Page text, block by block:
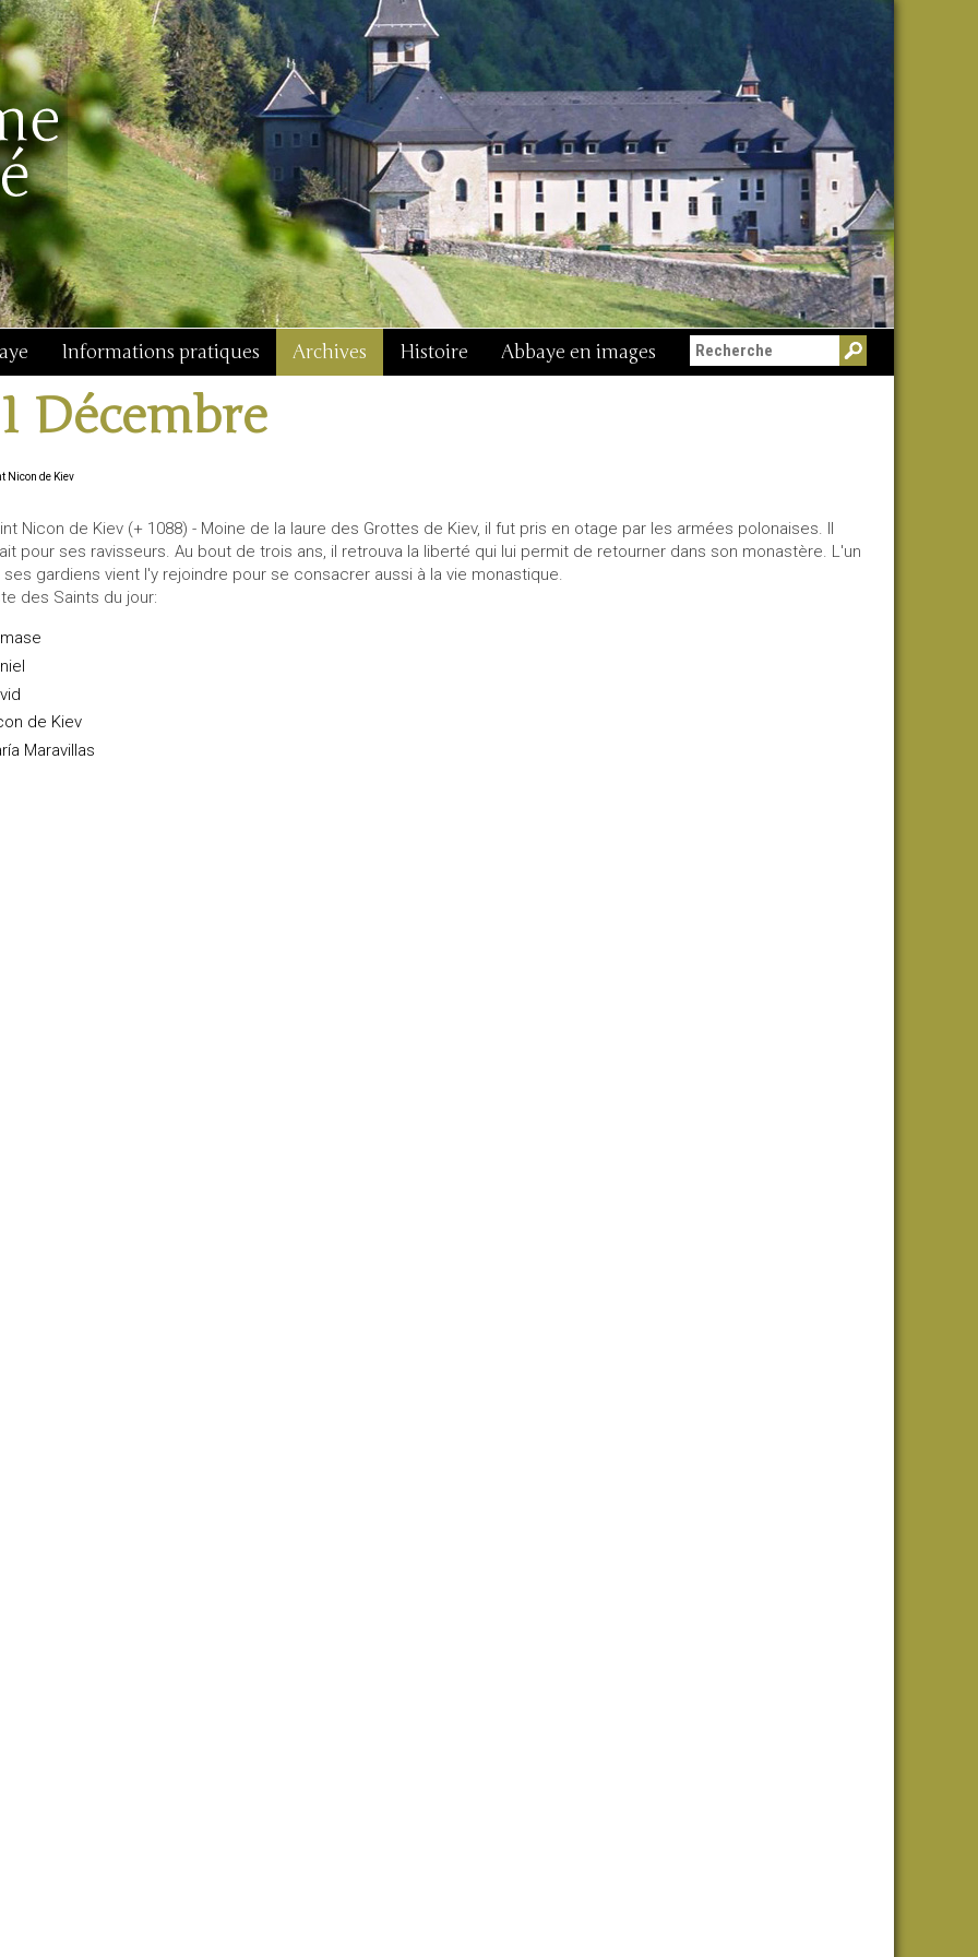
Informations pratiques Archives Histoire Abbaye en images
Décembre
Nicon de Kiev
Nicon de Kiev (+ 1088) - Moine de la laure des Grottes de Kiev, il fut pris en otage par les armées polonaises. Il
pour ses ravisseurs. Au bout de trois ans, il retrouva la liberté qui lui permit de retourner dans son monastère. L'un
ses gardiens vient l'y rejoindre pour se consacrer aussi à la vie monastique.
des Saints du jour:
de Kiev
Maravillas